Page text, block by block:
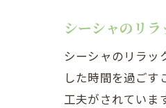
シーシャのリ
シーシャのリラッ
した時間を過ご
工夫がされていま